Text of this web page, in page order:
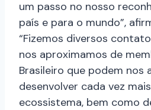
um passo no nosso
país e para o mundo”,
“Fizemos diversos
nos aproximamos de
Brasileiro que podem nos
desenvolver cada vez
ecossistema, bem como